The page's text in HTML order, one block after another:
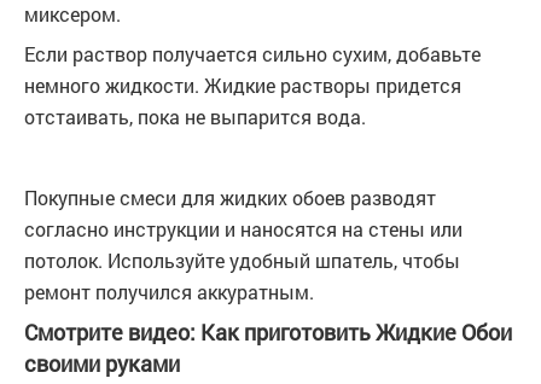
миксером.
Если раствор получается сильно сухим, добавьте
немного жидкости. Жидкие растворы придется
отстаивать, пока не выпарится вода.
Покупные смеси для жидких обоев разводят
согласно инструкции и наносятся на стены или
потолок. Используйте удобный шпатель, чтобы
ремонт получился аккуратным.
Смотрите видео: Как приготовить Жидкие Обои
своими руками